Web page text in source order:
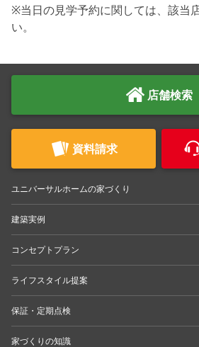
※当日の見学予約に関しては、該当
い。
店舗検索
資料請求
ユニバーサルホームの家づくり
建築実例
コンセプトプラン
ライフスタイル提案
保証・定期点検
家づくりの知識